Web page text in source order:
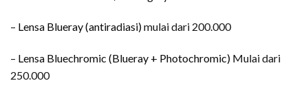
– Lensa Blueray (antiradiasi)mulai dari 200.000
– Lensa Bluechromic (Blueray + Photochromic) Mulai dari
250.000